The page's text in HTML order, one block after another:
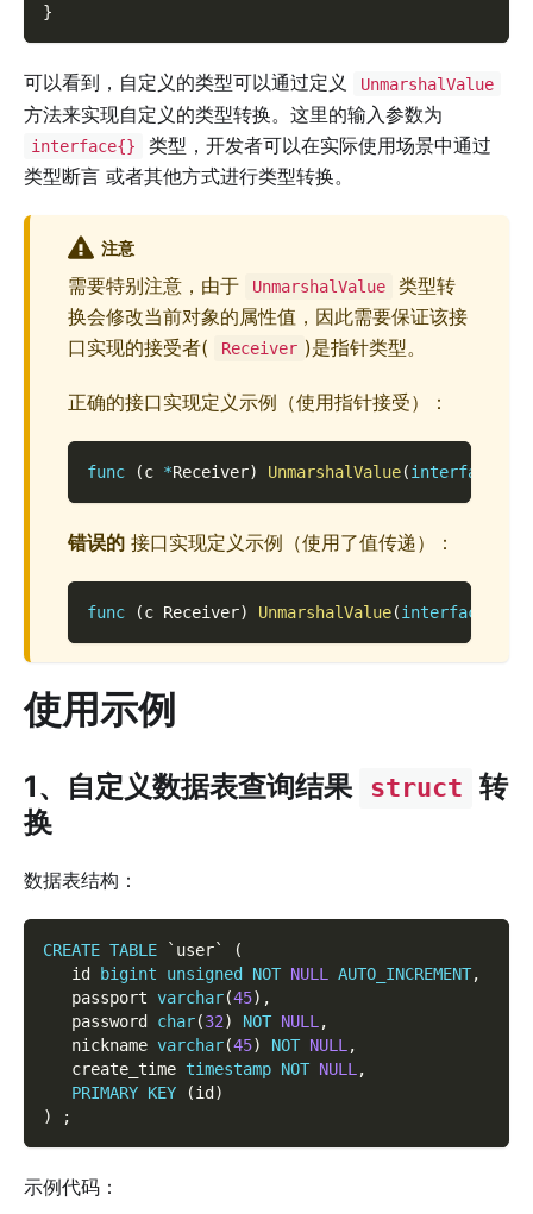
}
可以看到，自定义的类型可以通过定义 UnmarshalValue
方法来实现自定义的类型转换。这里的输入参数为
interface{}
类型，开发者可以在实际使用场景中通过
类型断言 或者其他方式进行类型转换。
注意
需要特别注意，由于 UnmarshalValue
类型转
换会修改当前对象的属性值，因此需要保证该接
口实现的接受者(
Receiver )是指针类型。
正确的接口实现定义示例（使用指针接受）：
func (c *Receiver) UnmarshalValue(interface
错误的 接口实现定义示例（使用了值传递）：
func (c Receiver) UnmarshalValue(interface
使用示例
1、自定义数据表查询结果 struct 转
换
数据表结构：
CREATE TABLE ` user`
(
   id
bigint unsigned NOT NULL AUTO_INCREMENT,
   passport
varchar(45) ,
   password
char(32) NOT NULL,
   nickname
varchar(45) NOT NULL,
   create_time
timestamp NOT NULL,
PRIMARY KEY (id )
)
;
示例代码：